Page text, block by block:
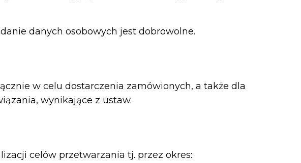
danych osobowych jest dobrowolne.
w celu dostarczenia zamówionych, a także dla
wynikające z ustaw.
celów przetwarzania tj. przez okres: